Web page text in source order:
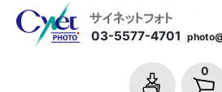
03-5577-4701
0